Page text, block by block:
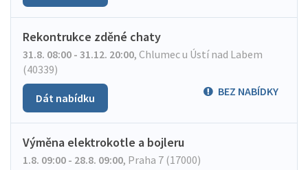
Rekontrukce zděné chaty
31.8. 08:00 - 31.12. 20:00, Chlumec u Ústí nad Labem
(40339)
BEZ NABÍDKY
Dát nabídku
Výměna elektrokotle a bojleru
1.8. 09:00 - 28.8. 09:00, Praha 7 (17000)